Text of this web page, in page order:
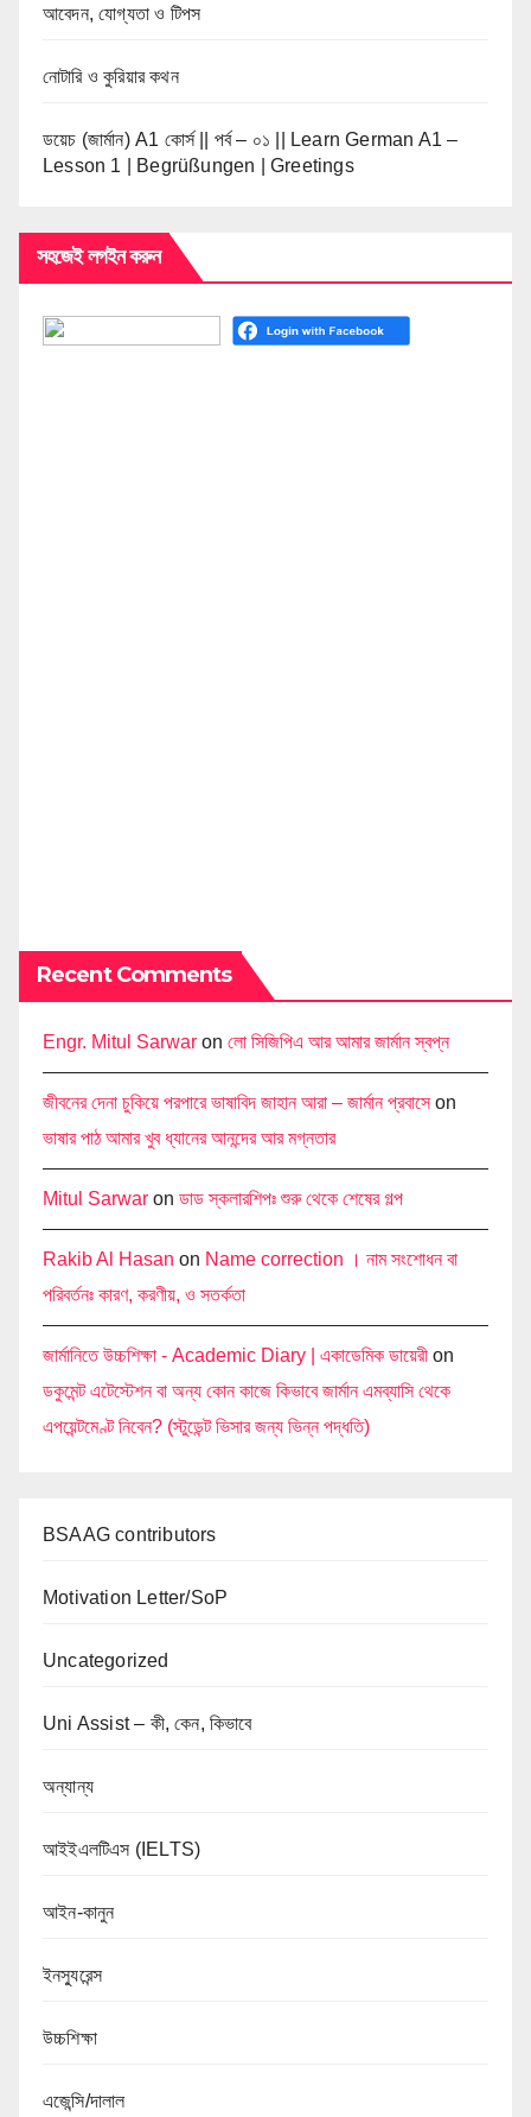
আবেদন, যোগ্যতা ও টিপস
নোটারি ও কুরিয়ার কথন
ডয়েচ (জার্মান) A1 কোর্স || পর্ব – ০১ || Learn German A1 –
Lesson 1 | Begrüßungen | Greetings
সহজেই লগইন করুন
Recent Comments
Engr. Mitul Sarwar on লো সিজিপিএ আর আমার জার্মান স্বপ্ন
জীবনের দেনা চুকিয়ে পরপারে ভাষাবিদ জাহান আরা – জার্মান প্রবাসেon
ভাষার পাঠ আমার খুব ধ্যানের আনন্দের আর মগ্নতার
Mitul Sarwar on ডাড স্কলারশিপঃ শুরু থেকে শেষের গল্প
Rakib Al Hasan on Name correction । নাম সংশোধন বা
পরিবর্তনঃ কারণ, করণীয়, ও সতর্কতা
জার্মানিতে উচ্চশিক্ষা - Academic Diary | একাডেমিক ডায়েরী on
ডকুমেন্ট এটেস্টেশন বা অন্য কোন কাজে কিভাবে জার্মান এমব্যাসি থেকে
এপয়েন্টমেণ্ট নিবেন? (স্টুডেন্ট ভিসার জন্য ভিন্ন পদ্ধতি)
BSAAG contributors
Motivation Letter/SoP
Uncategorized
Uni Assist – কী, কেন, কিভাবে
অন্যান্য
আইইএলটিএস (IELTS)
আইন-কানুন
ইনস্যুরেন্স
উচ্চশিক্ষা
এজেন্সি/দালাল